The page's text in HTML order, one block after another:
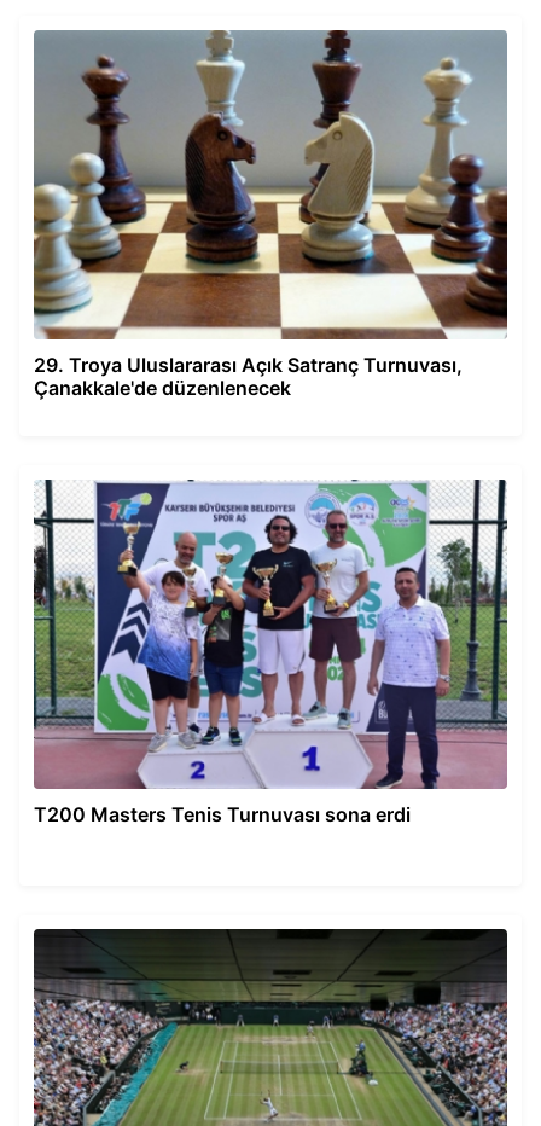
29. Troya Uluslararası Açık Satranç Turnuvası,
Çanakkale'de düzenlenecek
T200 Masters Tenis Turnuvası sona erdi